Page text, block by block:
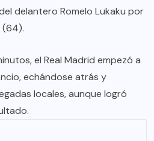
delantero Romelo Lukaku por
(64).
el Real Madrid empezó a
echándose atrás y
locales, aunque logró